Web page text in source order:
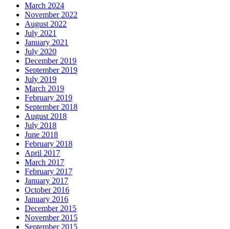
March 2024
November 2022
August 2022
July 2021
January 2021
July 2020
December 2019
September 2019
July 2019
March 2019
February 2019
September 2018
August 2018
July 2018
June 2018
February 2018
April 2017
March 2017
February 2017
January 2017
October 2016
January 2016
December 2015
November 2015
September 2015